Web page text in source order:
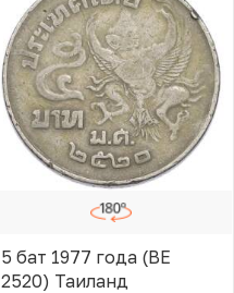
5 бат 1977 года (BE
2520) Таиланд